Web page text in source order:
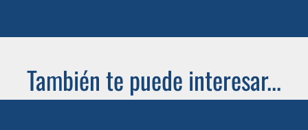
También te puede interesar...